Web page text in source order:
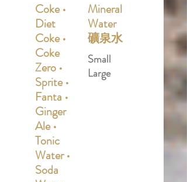
Coke •
Diet
Coke •
Coke
Zero •
Sprite •
Fanta •
Ginger
Ale •
Tonic
Water •
Soda
Mineral
Water
礦泉水
Small
Large